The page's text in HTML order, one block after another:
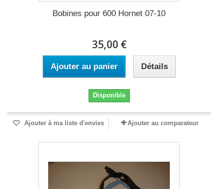
Bobines pour 600 Hornet 07-10
35,00 €
Ajouter au panier Détails
Disponible
Ajouter à ma liste d'envies Ajouter au comparateur